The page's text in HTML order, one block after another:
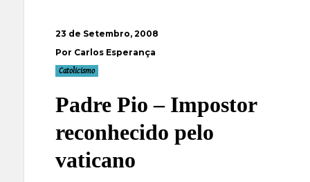
23 de Setembro, 2008
Por Carlos Esperança
Catolicismo
Padre Pio – Impostor
reconhecido pelo
vaticano